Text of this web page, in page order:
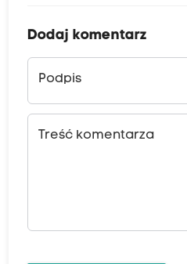
Dodaj komentarz
Podpis
Treść komentarza